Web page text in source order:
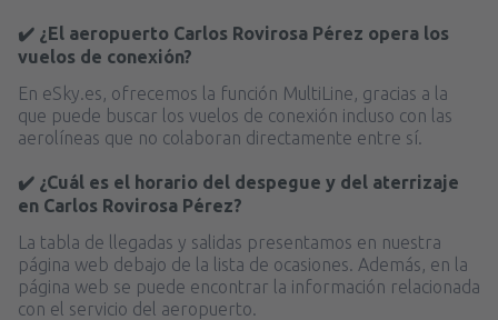
✔️ ¿El aeropuerto Carlos Rovirosa Pérez opera los
vuelos de conexión?
En eSky.es, ofrecemos la función MultiLine, gracias a la
que puede buscar los vuelos de conexión incluso con las
aerolíneas que no colaboran directamente entre sí.
✔️ ¿Cuál es el horario del despegue y del aterrizaje
en Carlos Rovirosa Pérez?
La tabla de llegadas y salidas presentamos en nuestra
página web debajo de la lista de ocasiones. Además, en la
página web se puede encontrar la información relacionada
con el servicio del aeropuerto.